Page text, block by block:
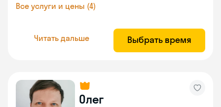
Все услуги и цены (4)
Читать дальше Выбрать время
Олег